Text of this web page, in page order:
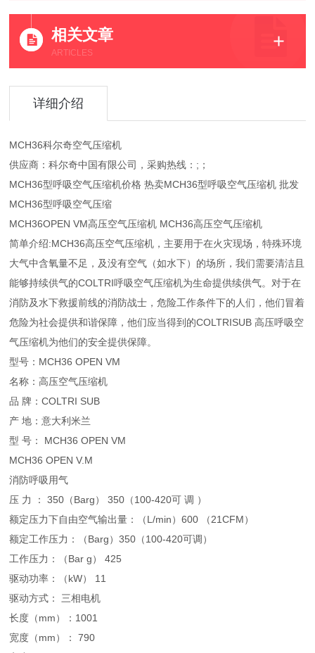
相关文章
ARTICLES
详细介绍
MCH36科尔奇空气压缩机
供应商：科尔奇中国有限公司，采购热线：;；
MCH36型呼吸空气压缩机价格 热卖MCH36型呼吸空气压缩机 批发
MCH36型呼吸空气压缩
MCH36OPEN VM高压空气压缩机 MCH36高压空气压缩机
简单介绍:MCH36高压空气压缩机，主要用于在火灾现场，特殊环境
大气中含氧量不足，及没有空气（如水下）的场所，我们需要清洁且
能够持续供气的COLTRI呼吸空气压缩机为生命提供续供气。对于在
消防及水下救援前线的消防战士，危险工作条件下的人们，他们冒着
危险为社会提供和谐保障，他们应当得到的COLTRISUB 高压呼吸空
气压缩机为他们的安全提供保障。
型号：MCH36 OPEN VM
名称：高压空气压缩机
品 牌：COLTRI SUB
产 地：意大利米兰
型 号： MCH36 OPEN VM
MCH36 OPEN V.M
消防呼吸用气
压 力 ： 350（Barg） 350（100-420可 调 ）
额定压力下自由空气输出量：（L/min）600 （21CFM）
额定工作压力：（Barg）350（100-420可调）
工作压力：（Bar g） 425
驱动功率：（kW） 11
驱动方式： 三相电机
长度（mm）：1001
宽度（mm）： 790